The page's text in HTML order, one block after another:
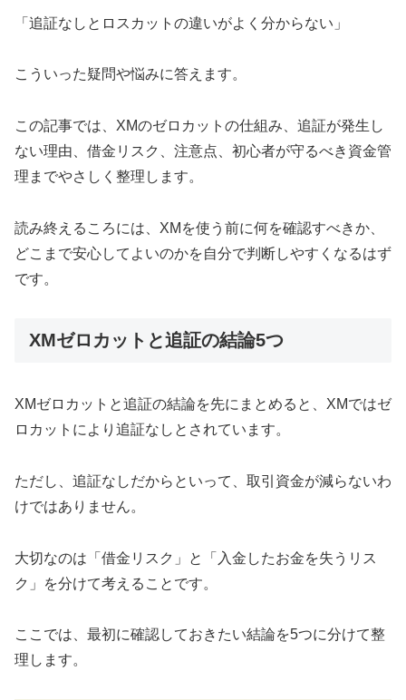
「追証なしとロスカットの違いがよく分からない」
こういった疑問や悩みに答えます。
この記事では、XMのゼロカットの仕組み、追証が発生し
ない理由、借金リスク、注意点、初心者が守るべき資金管
理までやさしく整理します。
読み終えるころには、XMを使う前に何を確認すべきか、
どこまで安心してよいのかを自分で判断しやすくなるはず
です。
XMゼロカットと追証の結論5つ
XMゼロカットと追証の結論を先にまとめると、XMではゼ
ロカットにより追証なしとされています。
ただし、追証なしだからといって、取引資金が減らないわ
けではありません。
大切なのは「借金リスク」と「入金したお金を失うリス
ク」を分けて考えることです。
ここでは、最初に確認しておきたい結論を5つに分けて整
理します。